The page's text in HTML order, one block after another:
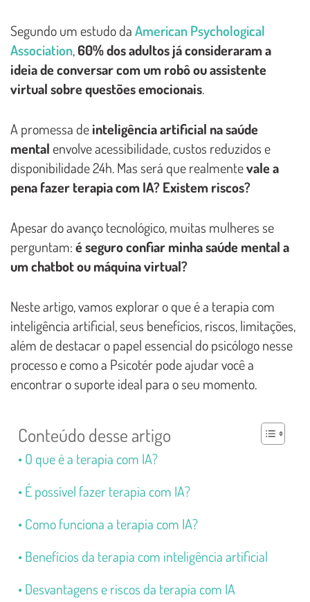
Segundo um estudo daAmerican Psychological
Association,60% dos adultos já consideraram a
ideia de conversar com um robô ou assistente
virtual sobre questões emocionais.
A promessa deinteligência artificial na saúde
mental envolve acessibilidade, custos reduzidos e
disponibilidade 24h. Mas será que realmentevale a
pena fazer terapia com IA? Existem riscos?
Apesar do avanço tecnológico, muitas mulheres se
perguntam:é seguro confiar minha saúde mental a
um chatbot ou máquina virtual?
Neste artigo, vamos explorar o que é a terapia com
inteligência artificial, seus benefícios, riscos, limitações,
além de destacar o papel essencial do psicólogo nesse
processo e como a Psicotér pode ajudar você a
encontrar o suporte ideal para o seu momento.
Conteúdo desse artigo
O que é a terapia com IA?
É possível fazer terapia com IA?
Como funciona a terapia com IA?
Benefícios da terapia com inteligência artificial
Desvantagens e riscos da terapia com IA